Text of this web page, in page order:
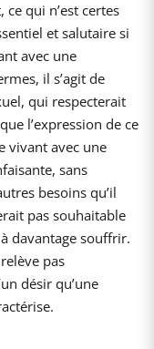
qui n’est certes
et salutaire si
avec une
il s’agit de
qui respecterait
l’expression de ce
vivant avec une
sans
besoins qu’il
pas souhaitable
davantage souffrir.
pas
désir qu’une